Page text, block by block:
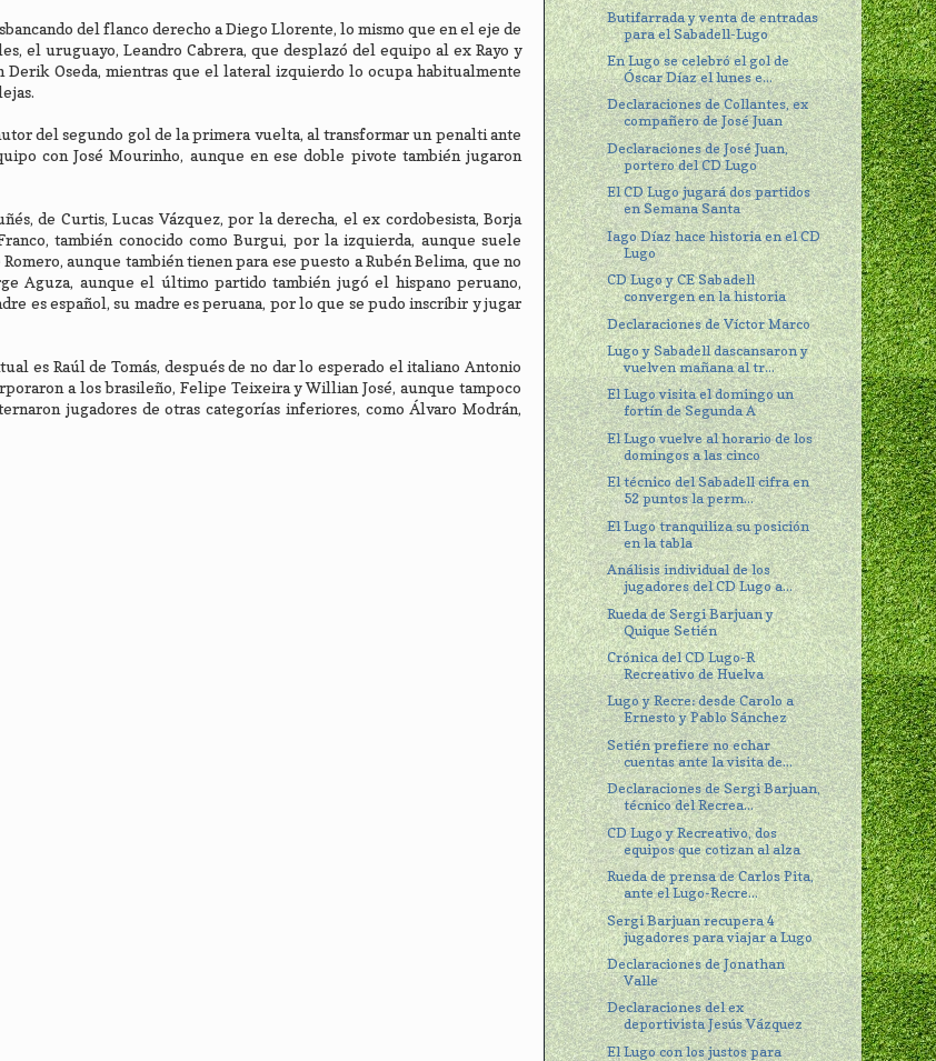
del flanco derecho a Diego Llorente, lo mismo que en el eje de
el uruguayo, Leandro Cabrera, que desplazó del equipo al ex Rayo y
Oseda, mientras que el lateral izquierdo lo ocupa habitualmente
del segundo gol de la primera vuelta, al transformar un penalti ante
con José Mourinho, aunque en ese doble pivote también jugaron
de Curtis, Lucas Vázquez, por la derecha, el ex cordobesista, Borja
también conocido como Burgui, por la izquierda, aunque suele
aunque también tienen para ese puesto a Rubén Belima, que no
Aguza, aunque el último partido también jugó el hispano peruano,
es español, su madre es peruana, por lo que se pudo inscribir y jugar
es Raúl de Tomás, después de no dar lo esperado el italiano Antonio
a los brasileño, Felipe Teixeira y Willian José, aunque tampoco
jugadores de otras categorías inferiores, como Álvaro Modrán,
Butifarrada y venta de entradas
para el Sabadell-Lugo
En Lugo se celebró el gol de
Óscar Díaz el lunes e...
Declaraciones de Collantes, ex
compañero de José Juan
Declaraciones de José Juan,
portero del CD Lugo
El CD Lugo jugará dos partidos
en Semana Santa
Iago Díaz hace historia en el CD
Lugo
CD Lugo y CE Sabadell
convergen en la historia
Declaraciones de Víctor Marco
Lugo y Sabadell dascansaron y
vuelven mañana al tr...
El Lugo visita el domingo un
fortín de Segunda A
El Lugo vuelve al horario de los
domingos a las cinco
El técnico del Sabadell cifra en
52 puntos la perm...
El Lugo tranquiliza su posición
en la tabla
Análisis individual de los
jugadores del CD Lugo a...
Rueda de Sergi Barjuan y
Quique Setién
Crónica del CD Lugo-R
Recreativo de Huelva
Lugo y Recre: desde Carolo a
Ernesto y Pablo Sánchez
Setién prefiere no echar
cuentas ante la visita de...
Declaraciones de Sergi Barjuan,
técnico del Recrea...
CD Lugo y Recreativo, dos
equipos que cotizan al alza
Rueda de prensa de Carlos Pita,
ante el Lugo-Recre...
Sergi Barjuan recupera 4
jugadores para viajar a Lugo
Declaraciones de Jonathan
Valle
Declaraciones del ex
deportivista Jesús Vázquez
El Lugo con los justos para